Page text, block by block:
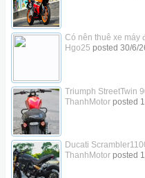
Có nên thuê xe máy
Hgo25 posted 30/6/
Triumph StreetTwin
ThanhMotorposted
Ducati
ThanhMotorposted